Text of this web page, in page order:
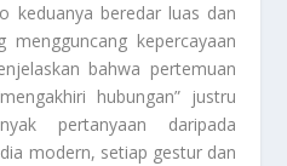
keduanya beredar luas dan
kepercayaan
bahwa pertemuan
hubungan” justru
pertanyaan daripada
modern, setiap gestur dan